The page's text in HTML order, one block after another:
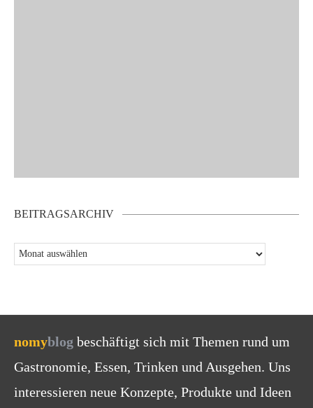
BEITRAGSARCHIV
nomyblog beschäftigt sich mit Themen rund um
Gastronomie, Essen, Trinken und Ausgehen. Uns
interessieren neue Konzepte, Produkte und Ideen